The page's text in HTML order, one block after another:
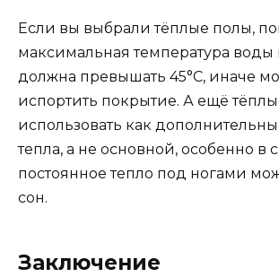
Если вы выбрали тёплые полы,
максимальная температура воды
должна превышать 45°C, иначе
испортить покрытие. А ещё
использовать как
тепла, а не основной, особенно в
постоянное тепло под ногами
сон.
Заключение